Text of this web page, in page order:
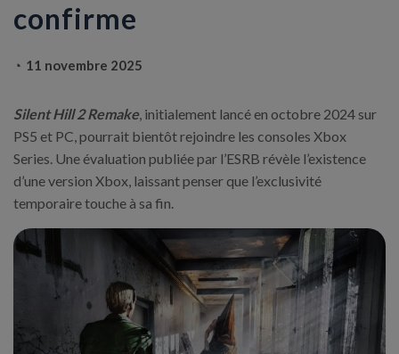
confirme
11 novembre 2025
Silent Hill 2 Remake, initialement lancé en octobre 2024 sur
PS5 et PC, pourrait bientôt rejoindre les consoles Xbox
Series. Une évaluation publiée par l’ESRB révèle l’existence
d’une version Xbox, laissant penser que l’exclusivité
temporaire touche à sa fin.